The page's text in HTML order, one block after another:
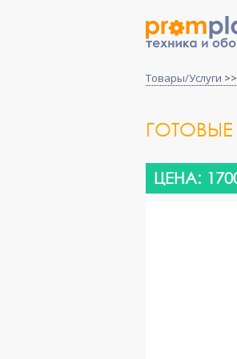
Товары/Услуги >>
ЦЕНА: